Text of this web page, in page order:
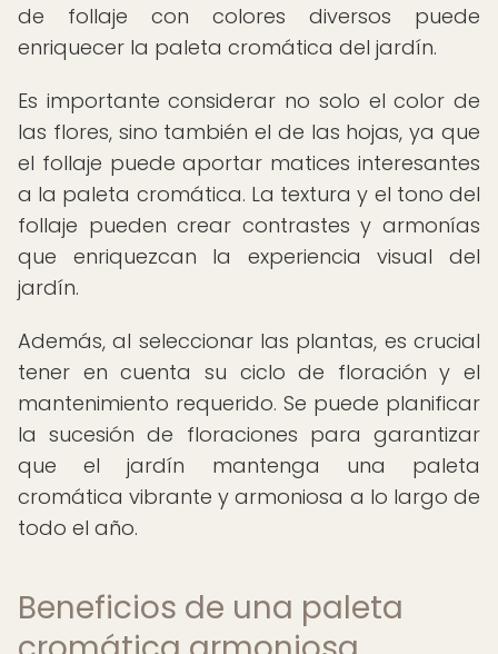
de follaje con colores diversos puede
enriquecer la paleta cromática del jardín.
Es importante considerar no solo el color de
las flores, sino también el de las hojas, ya que
el follaje puede aportar matices interesantes
a la paleta cromática. La textura y el tono del
follaje pueden crear contrastes y armonías
que enriquezcan la experiencia visual del
jardín.
Además, al seleccionar las plantas, es crucial
tener en cuenta su ciclo de floración y el
mantenimiento requerido. Se puede planificar
la sucesión de floraciones para garantizar
que el jardín mantenga una paleta
cromática vibrante y armoniosa a lo largo de
todo el año.
Beneficios de una paleta